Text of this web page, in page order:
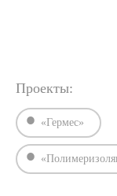
Проекты:
«Гермес»